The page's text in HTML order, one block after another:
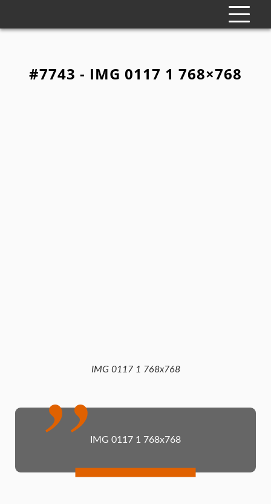
#7743 - IMG 0117 1 768×768
IMG 0117 1 768x768
IMG 0117 1 768x768